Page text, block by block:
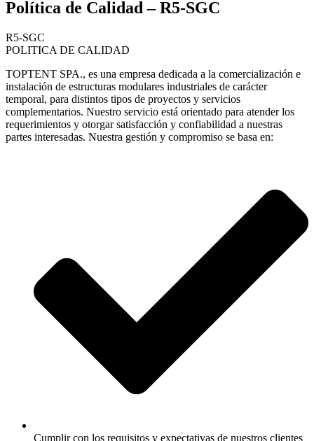
Política de Calidad – R5-SGC
R5-SGC
POLITICA DE CALIDAD
TOPTENT SPA., es una empresa dedicada a la comercialización e
instalación de estructuras modulares industriales de carácter
temporal, para distintos tipos de proyectos y servicios
complementarios. Nuestro servicio está orientado para atender los
requerimientos y otorgar satisfacción y confiabilidad a nuestras
partes interesadas. Nuestra gestión y compromiso se basa en:
Cumplir con los requisitos y expectativas de nuestros clientes